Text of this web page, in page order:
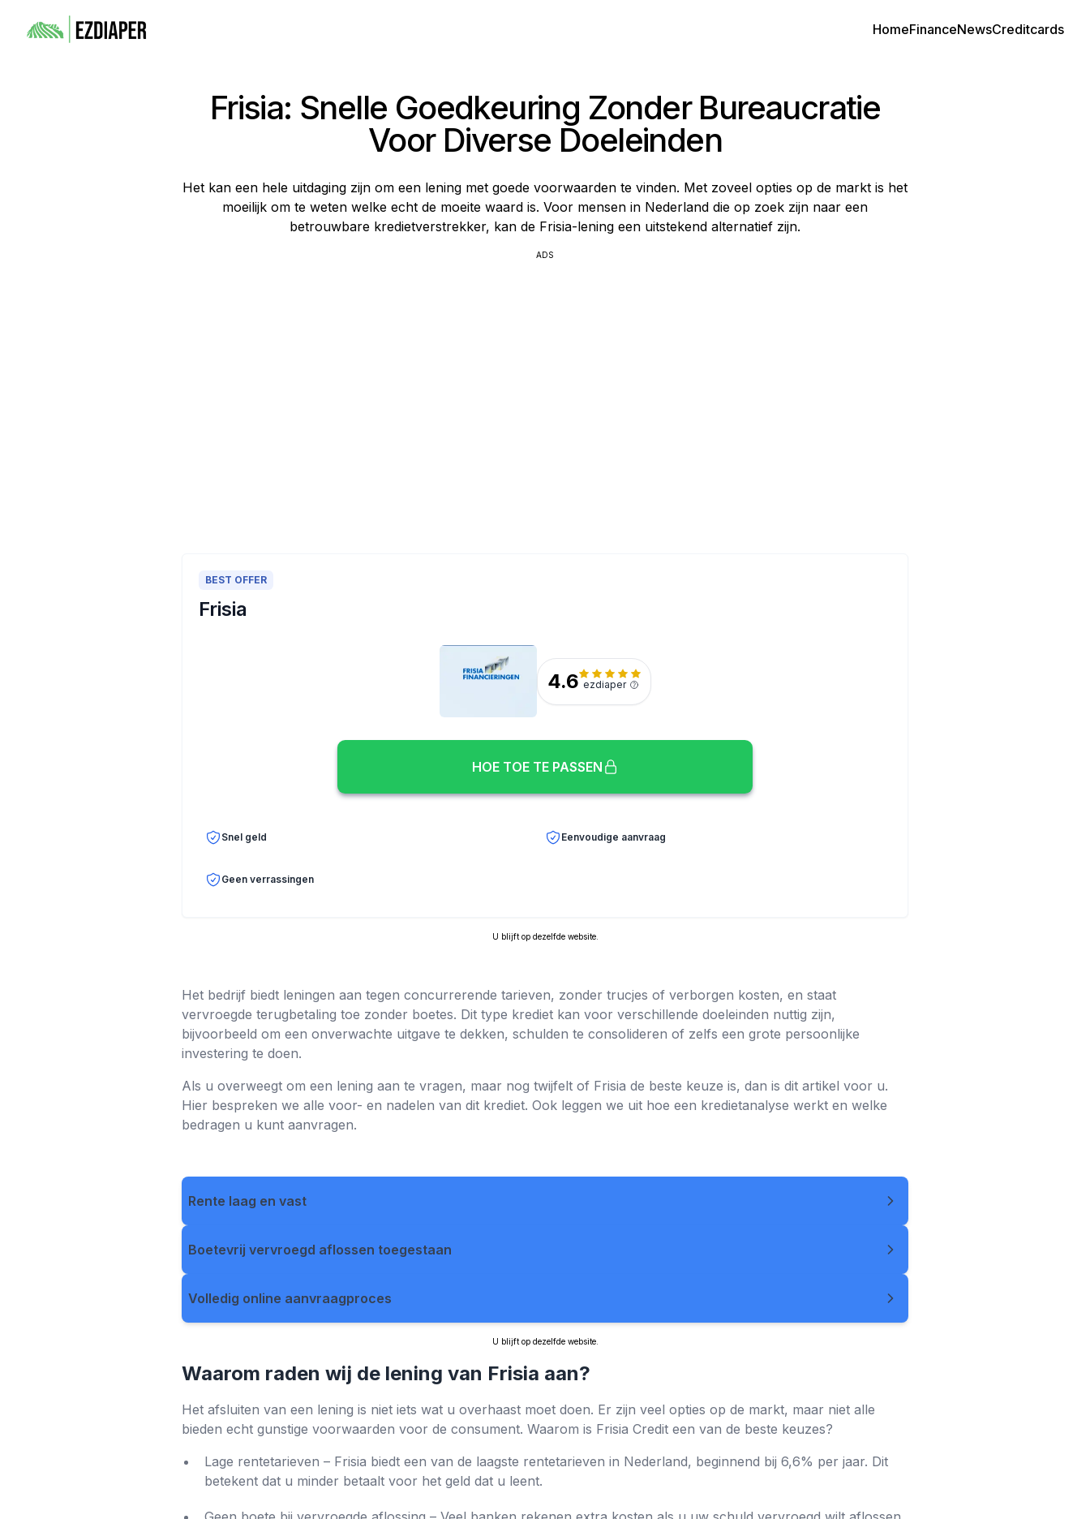
HomeFinanceNewsCreditcards
Frisia: Snelle Goedkeuring Zonder Bureaucratie
Voor Diverse Doeleinden
Het kan een hele uitdaging zijn om een ​​lening met goede voorwaarden te vinden. Met zoveel opties op de markt is het
moeilijk om te weten welke echt de moeite waard is. Voor mensen in Nederland die op zoek zijn naar een
betrouwbare kredietverstrekker, kan de Frisia-lening een uitstekend alternatief zijn.
ADS
BEST OFFER
Frisia
4.6 ezdiaper
HOE TOE TE PASSEN
Snel geld Eenvoudige aanvraag
Geen verrassingen
U blijft op dezelfde website.
Het bedrijf biedt leningen aan tegen concurrerende tarieven, zonder trucjes of verborgen kosten, en staat
vervroegde terugbetaling toe zonder boetes. Dit type krediet kan voor verschillende doeleinden nuttig zijn,
bijvoorbeeld om een ​​onverwachte uitgave te dekken, schulden te consolideren of zelfs een grote persoonlijke
investering te doen.
Als u overweegt om een ​​lening aan te vragen, maar nog twijfelt of Frisia de beste keuze is, dan is dit artikel voor u.
Hier bespreken we alle voor- en nadelen van dit krediet. Ook leggen we uit hoe een kredietanalyse werkt en welke
bedragen u kunt aanvragen.
Rente laag en vast
Boetevrij vervroegd aflossen toegestaan
Volledig online aanvraagproces
U blijft op dezelfde website.
Waarom raden wij de lening van Frisia aan?
Het afsluiten van een lening is niet iets wat u overhaast moet doen. Er zijn veel opties op de markt, maar niet alle
bieden echt gunstige voorwaarden voor de consument. Waarom is Frisia Credit een van de beste keuzes?
Lage rentetarieven – Frisia biedt een van de laagste rentetarieven in Nederland, beginnend bij 6,6% per jaar. Dit
betekent dat u minder betaalt voor het geld dat u leent.